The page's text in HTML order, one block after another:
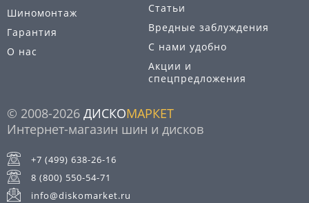
Шиномонтаж
Гарантия
О нас
Статьи
Вредные заблуждения
С нами удобно
Акции и
спецпредложения
© 2008-2026 ДИСКОМАРКЕТ
Интернет-магазин шин и дисков
+7 (499) 638-26-16
8 (800) 550-54-71
info@diskomarket.ru